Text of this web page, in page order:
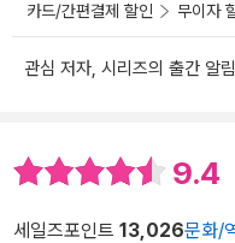
카드/간편결제 할인 무이자
관심 저자, 시리즈의 출간 알
9.4
세일즈포인트 13,026문화/